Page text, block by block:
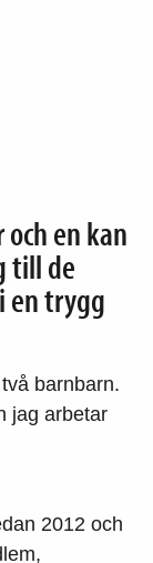
en kan
till de
en trygg
barnbarn.
jag arbetar
2012 och